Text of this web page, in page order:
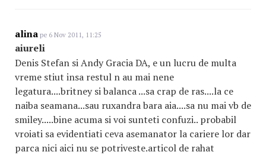
alina pe 6 Nov 2011, 11:25
aiureli
Denis Stefan si Andy Gracia DA, e un lucru de multa
vreme stiut insa restul n au mai nene
legatura....britney si balanca ...sa crap de ras....la ce
naiba seamana...sau ruxandra bara aia....sa nu mai vb de
smiley.....bine acuma si voi sunteti confuzi.. probabil
vroiati sa evidentiati ceva asemanator la cariere lor dar
parca nici aici nu se potriveste.articol de rahat